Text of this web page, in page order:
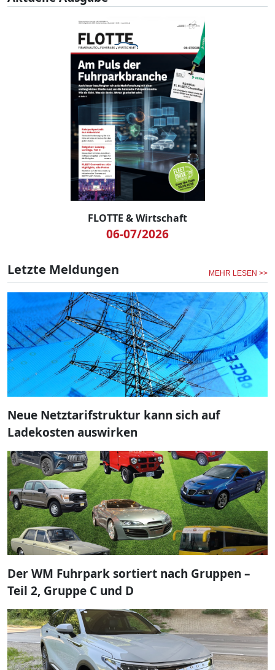
FLOTTE & Wirtschaft
06-07/2026
Letzte Meldungen MEHR LESEN >>
Neue Netztarifstruktur kann sich auf
Ladekosten auswirken
Der WM Fuhrpark sortiert nach Gruppen –
Teil 2, Gruppe C und D